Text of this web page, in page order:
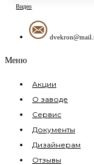
Видео
Меню
Акции
О заводе
Сервис
Документы
Дизайнерам
Отзывы